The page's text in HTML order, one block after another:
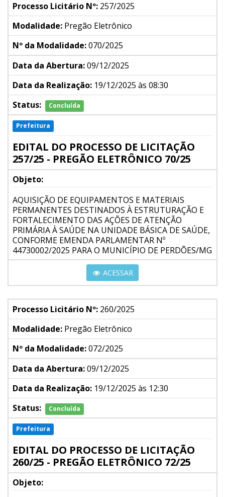
Processo Licitário Nº: 257/2025
Modalidade: Pregão Eletrônico
Nº da Modalidade:070/2025
Data da Abertura:09/12/2025
Data da Realização: 19/12/2025 às 08:30
Status:
Concluída
Prefeitura
EDITAL DO PROCESSO DE LICITAÇÃO
257/25 - PREGÃO ELETRÔNICO 70/25
Objeto:
AQUISIÇÃO DE EQUIPAMENTOS E MATERIAIS
PERMANENTES DESTINADOS À ESTRUTURAÇÃO E
FORTALECIMENTO DAS AÇÕES DE ATENÇÃO
PRIMÁRIA À SAÚDE NA UNIDADE BÁSICA DE SAÚDE,
CONFORME EMENDA PARLAMENTAR Nº
44730002/2025 PARA O MUNICÍPIO DE PERDÕES/MG
ACESSAR
Processo Licitário Nº: 260/2025
Modalidade: Pregão Eletrônico
Nº da Modalidade:072/2025
Data da Abertura:09/12/2025
Data da Realização: 19/12/2025 às 12:30
Status:
Concluída
Prefeitura
EDITAL DO PROCESSO DE LICITAÇÃO
260/25 - PREGÃO ELETRÔNICO 72/25
Objeto: